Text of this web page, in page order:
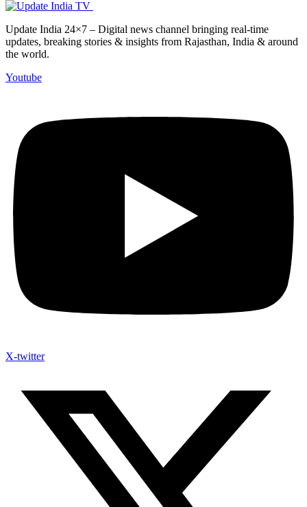
Update India 24×7 – Digital news channel bringing real-time
updates, breaking stories & insights from Rajasthan, India & around
the world.
Youtube
X-twitter